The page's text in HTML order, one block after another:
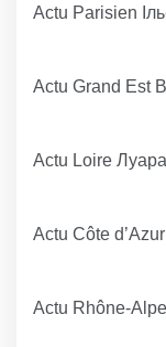
Actu Parisien
Actu Grand Est
Actu Loire Луара
Actu Côte
Actu Rhône-